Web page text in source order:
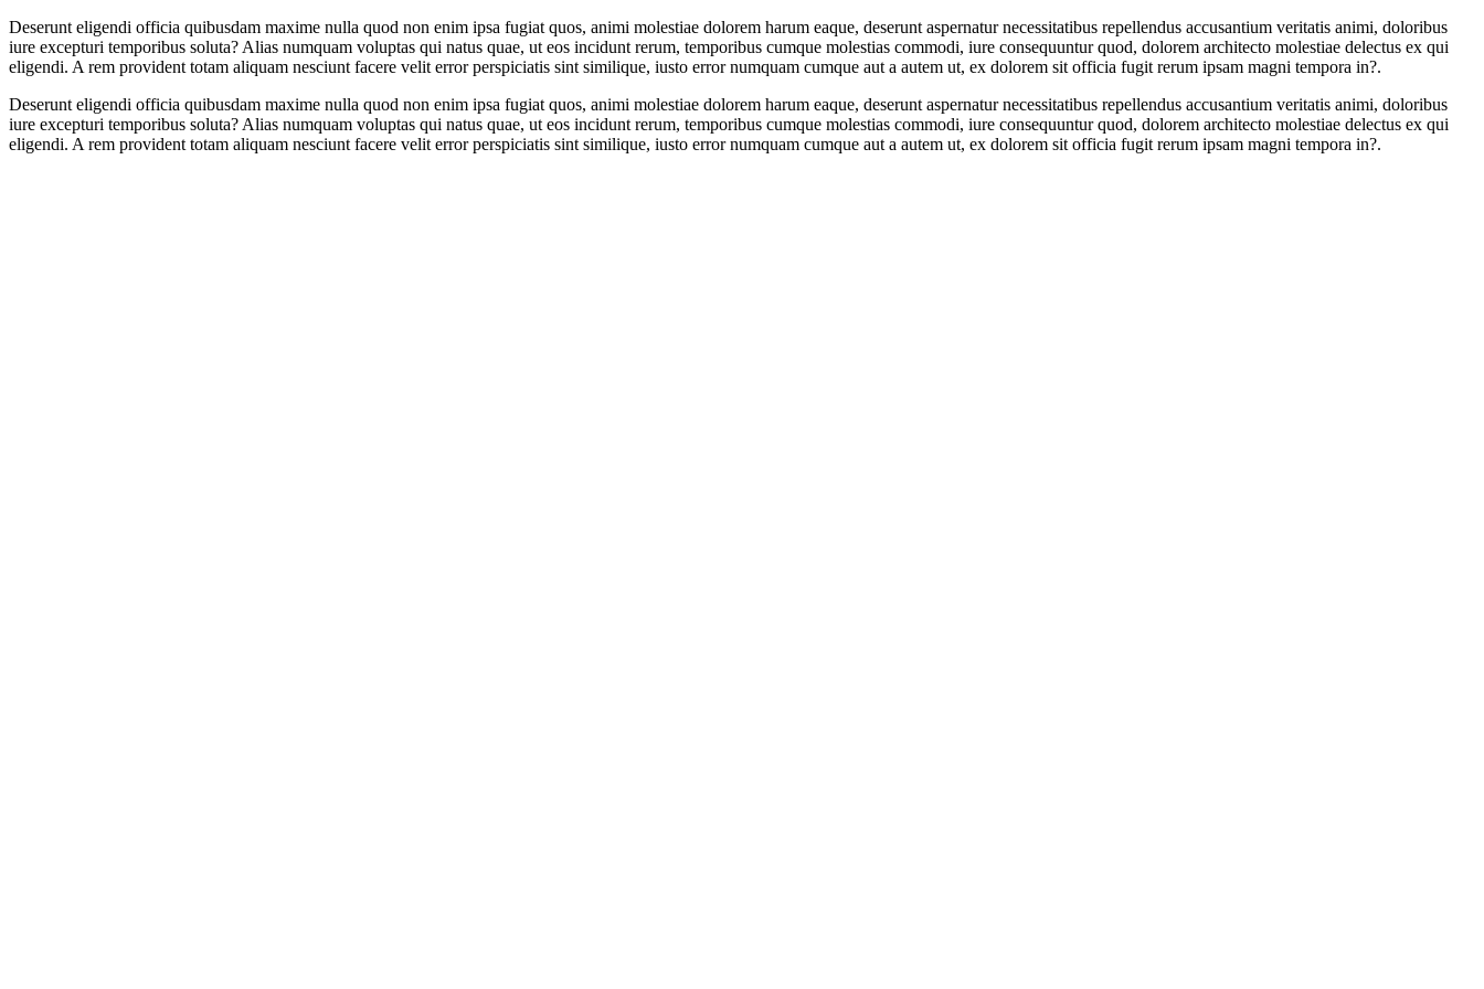
Deserunt eligendi officia quibusdam maxime nulla quod non enim ipsa fugiat quos, animi molestiae dolorem harum eaque, deserunt aspernatur necessitatibus repellendus accusantium veritatis animi, doloribus
iure excepturi temporibus soluta? Alias numquam voluptas qui natus quae, ut eos incidunt rerum, temporibus cumque molestias commodi, iure consequuntur quod, dolorem architecto molestiae delectus ex qui
eligendi. A rem provident totam aliquam nesciunt facere velit error perspiciatis sint similique, iusto error numquam cumque aut a autem ut, ex dolorem sit officia fugit rerum ipsam magni tempora in?.
Deserunt eligendi officia quibusdam maxime nulla quod non enim ipsa fugiat quos, animi molestiae dolorem harum eaque, deserunt aspernatur necessitatibus repellendus accusantium veritatis animi, doloribus
iure excepturi temporibus soluta? Alias numquam voluptas qui natus quae, ut eos incidunt rerum, temporibus cumque molestias commodi, iure consequuntur quod, dolorem architecto molestiae delectus ex qui
eligendi. A rem provident totam aliquam nesciunt facere velit error perspiciatis sint similique, iusto error numquam cumque aut a autem ut, ex dolorem sit officia fugit rerum ipsam magni tempora in?.